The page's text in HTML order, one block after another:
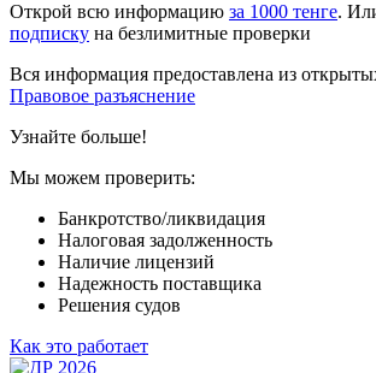
Открой всю информацию за 1000 тенге.
подписку на безлимитные проверки
Вся информация предоставлена из
Правовое разъяснение
Узнайте больше!
Мы можем проверить:
Банкротство/ликвидация
Налоговая задолженность
Наличие лицензий
Надежность поставщика
Решения судов
Как это работает